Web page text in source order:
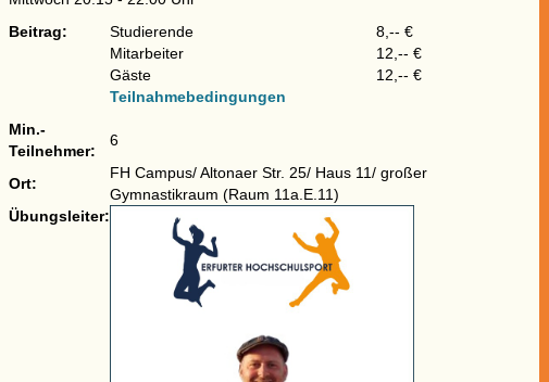
Beitrag:
Studierende
8,-- €
Mitarbeiter
12,-- €
Gäste
12,-- €
Teilnahmebedingungen
Min.-
Teilnehmer:
6
Ort:
FH Campus/ Altonaer Str. 25/ Haus 11/ großer
Gymnastikraum (Raum 11a.E.11)
Übungsleiter: